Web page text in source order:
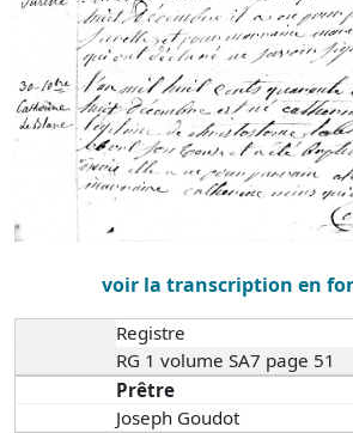
voir la transcription en
Registre
RG 1 volume SA7 page 51
Prêtre
Joseph Goudot